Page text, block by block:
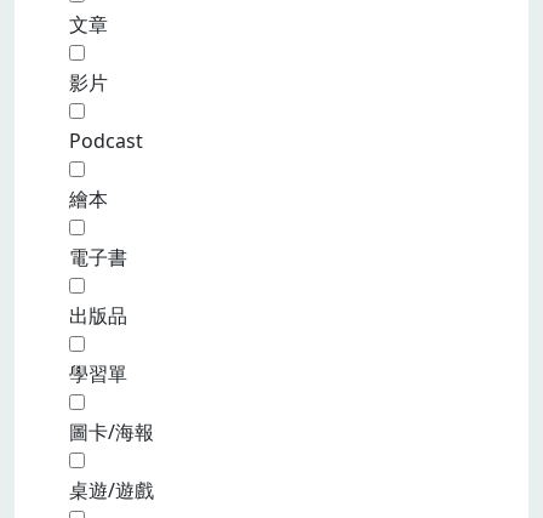
文章
影片
Podcast
繪本
電子書
出版品
學習單
圖卡/海報
桌遊/遊戲